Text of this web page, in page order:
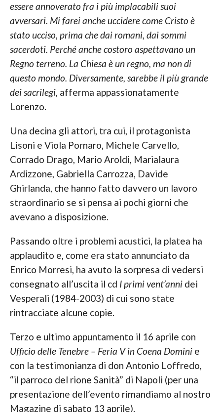
essere annoverato fra i più implacabili suoi
avversari. Mi farei anche uccidere come Cristo è
stato ucciso, prima che dai romani, dai sommi
sacerdoti. Perché anche costoro aspettavano un
Regno terreno. La Chiesa è un regno, ma non di
questo mondo. Diversamente, sarebbe il più grande
dei sacrilegi, afferma appassionatamente
Lorenzo.
Una decina gli attori, tra cui, il protagonista
Lisoni e Viola Pornaro, Michele Carvello,
Corrado Drago, Mario Aroldi, Marialaura
Ardizzone, Gabriella Carrozza, Davide
Ghirlanda, che hanno fatto davvero un lavoro
straordinario se si pensa ai pochi giorni che
avevano a disposizione.
Passando oltre i problemi acustici, la platea ha
applaudito e, come era stato annunciato da
Enrico Morresi, ha avuto la sorpresa di vedersi
consegnato all’uscita il cd I primi vent’annidei
Vesperali (1984-2003) di cui sono state
rintracciate alcune copie.
Terzo e ultimo appuntamento il 16 aprile con
Ufficio delle Tenebre – Feria V in Coena Dominie
con la testimonianza di don Antonio Loffredo,
“il parroco del rione Sanità” di Napoli (per una
presentazione dell’evento rimandiamo al nostro
Magazine di sabato 13 aprile).